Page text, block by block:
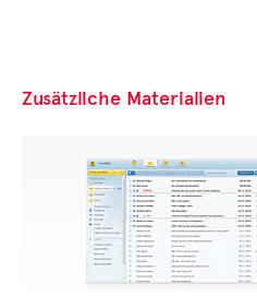
Zusätzliche Materialien